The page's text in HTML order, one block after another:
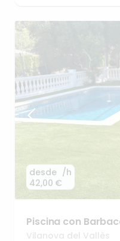
desde
42,00 €
/h
Piscina con
Barcelona
Vilanova del Vallès